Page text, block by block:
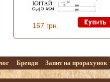
167 грн.
Бренди Запит на прорахунок